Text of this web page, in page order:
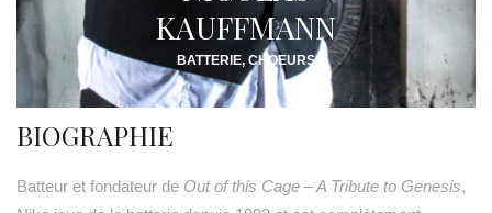
KAUFFMANN
BATTERIE, CHOEURS
BIOGRAPHIE
Batteur et fondateur de Out of this Cage – A Tribute to Genesis,